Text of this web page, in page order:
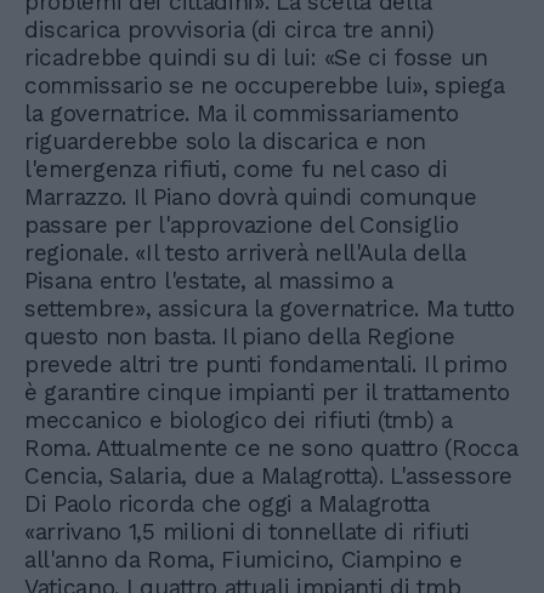
discarica provvisoria (di circa tre anni)
ricadrebbe quindi su di lui: «Se ci fosse un
commissario se ne occuperebbe lui», spiega
la governatrice. Ma il commissariamento
riguarderebbe solo la discarica e non
l'emergenza rifiuti, come fu nel caso di
Marrazzo. Il Piano dovrà quindi comunque
passare per l'approvazione del Consiglio
regionale. «Il testo arriverà nell'Aula della
Pisana entro l'estate, al massimo a
settembre», assicura la governatrice. Ma tutto
questo non basta. Il piano della Regione
prevede altri tre punti fondamentali. Il primo
è garantire cinque impianti per il trattamento
meccanico e biologico dei rifiuti (tmb) a
Roma. Attualmente ce ne sono quattro (Rocca
Cencia, Salaria, due a Malagrotta). L'assessore
Di Paolo ricorda che oggi a Malagrotta
«arrivano 1,5 milioni di tonnellate di rifiuti
all'anno da Roma, Fiumicino, Ciampino e